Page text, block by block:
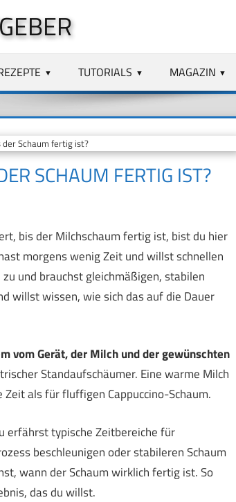
TUTORIALS MAGAZIN
Schaum fertig ist?
SCHAUM FERTIG IST?
bis der Milchschaum fertig ist, bist du hier
morgens wenig Zeit und willst schnellen
und brauchst gleichmäßigen, stabilen
willst wissen, wie sich das auf die Dauer
vom Gerät, der Milch und der gewünschten
Standaufschäumer. Eine warme Milch
als für fluffigen Cappuccino-Schaum.
erfährst typische Zeitbereiche für
beschleunigen oder stabileren Schaum
wann der Schaum wirklich fertig ist. So
das du willst.